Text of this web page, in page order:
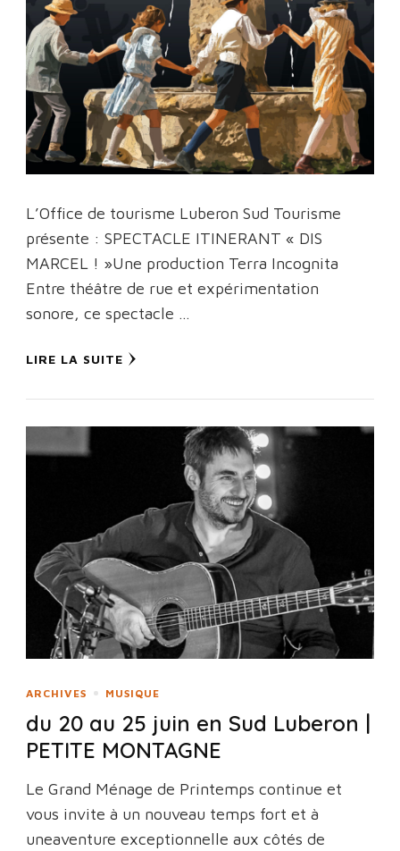
L’Office de tourisme Luberon Sud Tourisme
présente : SPECTACLE ITINERANT « DIS
MARCEL ! »Une production Terra Incognita
Entre théâtre de rue et expérimentation
sonore, ce spectacle …
LIRE LA SUITE
ARCHIVES MUSIQUE
du 20 au 25 juin en Sud Luberon |
PETITE MONTAGNE
Le Grand Ménage de Printemps continue et
vous invite à un nouveau temps fort et à
uneaventure exceptionnelle aux côtés de